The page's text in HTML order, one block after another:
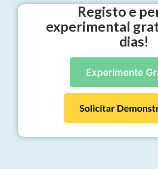
Registo e
experimental
dias!